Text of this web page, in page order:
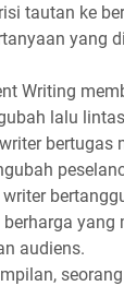
tautan ke
yang
Writing
lalu
bertugas
yang
audiens.